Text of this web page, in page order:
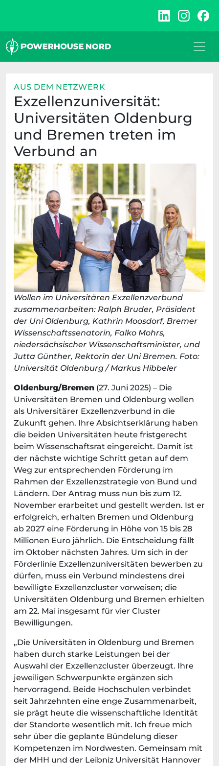
AUS DEM NETZWERK
Exzellenzuniversität:
Universitäten Oldenburg
und Bremen treten im
Verbund an
Wollen im Universitären Exzellenzverbund
zusammenarbeiten: Ralph Bruder, Präsident
der Uni Oldenburg, Kathrin Moosdorf, Bremer
Wissenschaftssenatorin, Falko Mohrs,
niedersächsischer Wissenschaftsminister, und
Jutta Günther, Rektorin der Uni Bremen. Foto:
Universität Oldenburg / Markus Hibbeler
Oldenburg/Bremen (27. Juni 2025) – Die
Universitäten Bremen und Oldenburg wollen
als Universitärer Exzellenzverbund in die
Zukunft gehen. Ihre Absichtserklärung haben
die beiden Universitäten heute fristgerecht
beim Wissenschaftsrat eingereicht. Damit ist
der nächste wichtige Schritt getan auf dem
Weg zur entsprechenden Förderung im
Rahmen der Exzellenzstrategie von Bund und
Ländern. Der Antrag muss nun bis zum 12.
November erarbeitet und gestellt werden. Ist er
erfolgreich, erhalten Bremen und Oldenburg
ab 2027 eine Förderung in Höhe von 15 bis 28
Millionen Euro jährlich. Die Entscheidung fällt
im Oktober nächsten Jahres. Um sich in der
Förderlinie Exzellenzuniversitäten bewerben zu
dürfen, muss ein Verbund mindestens drei
bewilligte Exzellenzcluster vorweisen; die
Universitäten Oldenburg und Bremen erhielten
am 22. Mai insgesamt für vier Cluster
Bewilligungen.
„Die Universitäten in Oldenburg und Bremen
haben durch starke Leistungen bei der
Auswahl der Exzellenzcluster überzeugt. Ihre
jeweiligen Schwerpunkte ergänzen sich
hervorragend. Beide Hochschulen verbindet
seit Jahrzehnten eine enge Zusammenarbeit,
sie prägt heute die wissenschaftliche Identität
der Standorte wesentlich mit. Ich freue mich
sehr über die geplante Bündelung dieser
Kompetenzen im Nordwesten. Gemeinsam mit
der MHH und der Leibniz Universität Hannover